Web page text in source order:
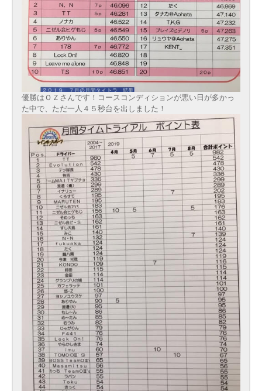
優勝はＯＺさんです！コースコンディションが悪い日が多かっ
た中で、ただ一人４５秒台を出しました！